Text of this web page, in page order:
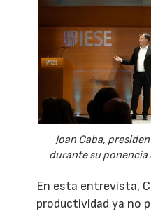
Joan Caba,
durante su ponencia
En esta entrevista,
productividad ya no